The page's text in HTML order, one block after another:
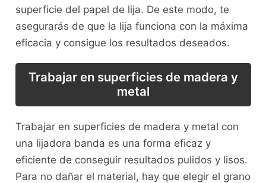
superficie del papel de lija. De este modo, te
asegurarás de que la lija funciona con la máxima
eficacia y consigue los resultados deseados.
Trabajar en superficies de madera y
metal
Trabajar en superficies de madera y metal con
una lijadora banda es una forma eficaz y
eficiente de conseguir resultados pulidos y lisos.
Para no dañar el material, hay que elegir el grano